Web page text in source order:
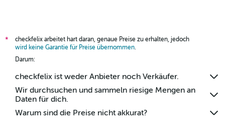
*
checkfelix arbeitet hart daran, genaue Preise zu erhalten, jedoch
wird keine Garantie für Preise übernommen.
Darum:
checkfelix ist weder Anbieter noch Verkäufer.
Wir durchsuchen und sammeln riesige Mengen an
Daten für dich.
Warum sind die Preise nicht akkurat?